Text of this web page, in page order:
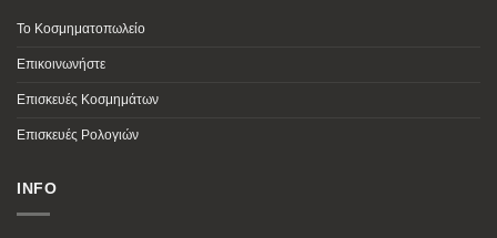
Το Κοσμηματοπωλείο
Επικοινωνήστε
Επισκευές Κοσμημάτων
Επισκευές Ρολογιών
INFO